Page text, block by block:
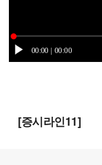
00:00 00:00
[증시라인11]